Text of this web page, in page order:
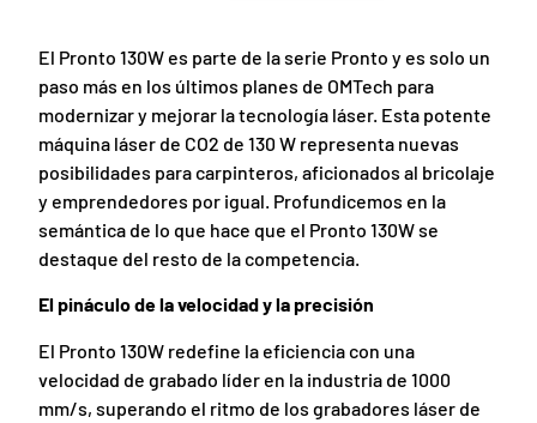
El Pronto 130W es parte de la serie Pronto y es solo un
paso más en los últimos planes de OMTech para
modernizar y mejorar la tecnología láser. Esta potente
máquina láser de CO2 de 130 W representa nuevas
posibilidades para carpinteros, aficionados al bricolaje
y emprendedores por igual. Profundicemos en la
semántica de lo que hace que el Pronto 130W se
destaque del resto de la competencia.
El pináculo de la velocidad y la precisión
El Pronto 130W redefine la eficiencia con una
velocidad de grabado líder en la industria de 1000
mm/s, superando el ritmo de los grabadores láser de